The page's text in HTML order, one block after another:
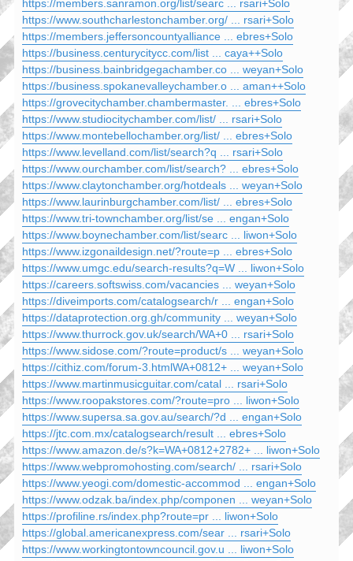
https://members.sanramon.org/list/searc ... rsari+Solo
https://www.southcharlestonchamber.org/ ... rsari+Solo
https://members.jeffersoncountyalliance ... ebres+Solo
https://business.centurycitycc.com/list ... caya++Solo
https://business.bainbridgegachamber.co ... weyan+Solo
https://business.spokanevalleychamber.o ... aman++Solo
https://grovecitychamber.chambermaster. ... ebres+Solo
https://www.studiocitychamber.com/list/ ... rsari+Solo
https://www.montebellochamber.org/list/ ... ebres+Solo
https://www.levelland.com/list/search?q ... rsari+Solo
https://www.ourchamber.com/list/search? ... ebres+Solo
https://www.claytonchamber.org/hotdeals ... weyan+Solo
https://www.laurinburgchamber.com/list/ ... ebres+Solo
https://www.tri-townchamber.org/list/se ... engan+Solo
https://www.boynechamber.com/list/searc ... liwon+Solo
https://www.izgonaildesign.net/?route=p ... ebres+Solo
https://www.umgc.edu/search-results?q=W ... liwon+Solo
https://careers.softswiss.com/vacancies ... weyan+Solo
https://diveimports.com/catalogsearch/r ... engan+Solo
https://dataprotection.org.gh/community ... weyan+Solo
https://www.thurrock.gov.uk/search/WA+0 ... rsari+Solo
https://www.sidose.com/?route=product/s ... weyan+Solo
https://cithiz.com/forum-3.htmlWA+0812+ ... weyan+Solo
https://www.martinmusicguitar.com/catal ... rsari+Solo
https://www.roopakstores.com/?route=pro ... liwon+Solo
https://www.supersa.sa.gov.au/search/?d ... engan+Solo
https://jtc.com.mx/catalogsearch/result ... ebres+Solo
https://www.amazon.de/s?k=WA+0812+2782+ ... liwon+Solo
https://www.webpromohosting.com/search/ ... rsari+Solo
https://www.yeogi.com/domestic-accommod ... engan+Solo
https://www.odzak.ba/index.php/componen ... weyan+Solo
https://profiline.rs/index.php?route=pr ... liwon+Solo
https://global.americanexpress.com/sear ... rsari+Solo
https://www.workingtontowncouncil.gov.u ... liwon+Solo